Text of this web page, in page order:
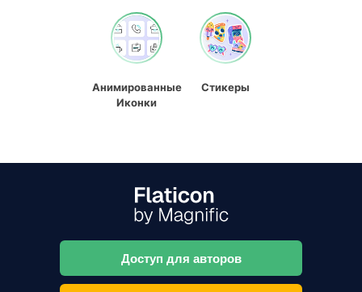
Анимированные
Иконки
Стикеры
Доступ для авторов